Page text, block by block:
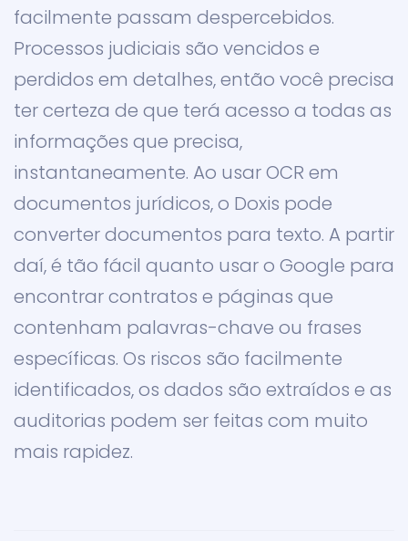
facilmente passam despercebidos.
Processos judiciais são vencidos e
perdidos em detalhes, então você precisa
ter certeza de que terá acesso a todas as
informações que precisa,
instantaneamente. Ao usar OCR em
documentos jurídicos, o Doxis pode
converter documentos para texto. A partir
daí, é tão fácil quanto usar o Google para
encontrar contratos e páginas que
contenham palavras-chave ou frases
específicas. Os riscos são facilmente
identificados, os dados são extraídos e as
auditorias podem ser feitas com muito
mais rapidez.